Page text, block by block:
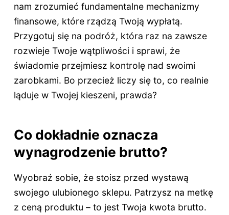
nam zrozumieć fundamentalne mechanizmy
finansowe, które rządzą Twoją wypłatą.
Przygotuj się na podróż, która raz na zawsze
rozwieje Twoje wątpliwości i sprawi, że
świadomie przejmiesz kontrolę nad swoimi
zarobkami. Bo przecież liczy się to, co realnie
ląduje w Twojej kieszeni, prawda?
Co dokładnie oznacza
wynagrodzenie brutto?
Wyobraź sobie, że stoisz przed wystawą
swojego ulubionego sklepu. Patrzysz na metkę
z ceną produktu – to jest Twoja kwota brutto.